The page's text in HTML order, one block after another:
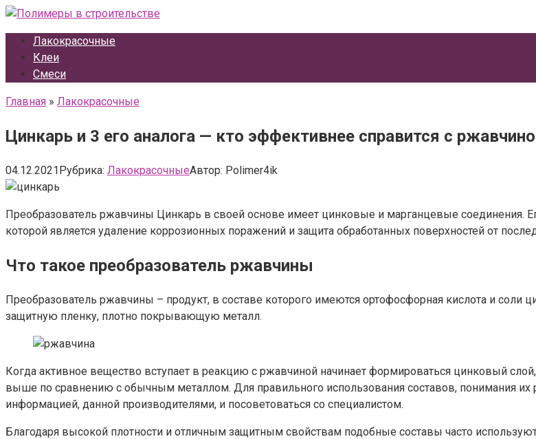
Перейти
контентуЛакокрасочные
Клеи
Смеси
Главная » Лакокрасочные
Цинкарь и 3 его аналога — кто эффективнее справится с
04.12.2021Рубрика: ЛакокрасочныеАвтор: Polimer4ik
Преобразователь ржавчины Цинкарь в своей основе имеет цинковые и марганцевые соединения.
которой является удаление коррозионных поражений и защита обработанных поверхностей от
Что такое преобразователь ржавчины
Преобразователь ржавчины – продукт, в составе которого имеются ортофосфорная кислота и соли
защитную пленку, плотно покрывающую металл.
Когда активное вещество вступает в реакцию с ржавчиной начинает формироваться цинковый
выше по сравнению с обычным металлом. Для правильного использования составов, понимания их
информацией, данной производителями, и посоветоваться со специалистом.
Благодаря высокой плотности и отличным защитным свойствам подобные составы часто